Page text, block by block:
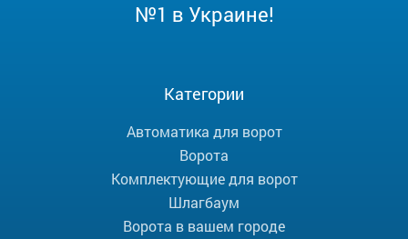
№1 в Украине!
Категории
Автоматика для ворот
Ворота
Комплектующие для ворот
Шлагбаум
Ворота в вашем городе